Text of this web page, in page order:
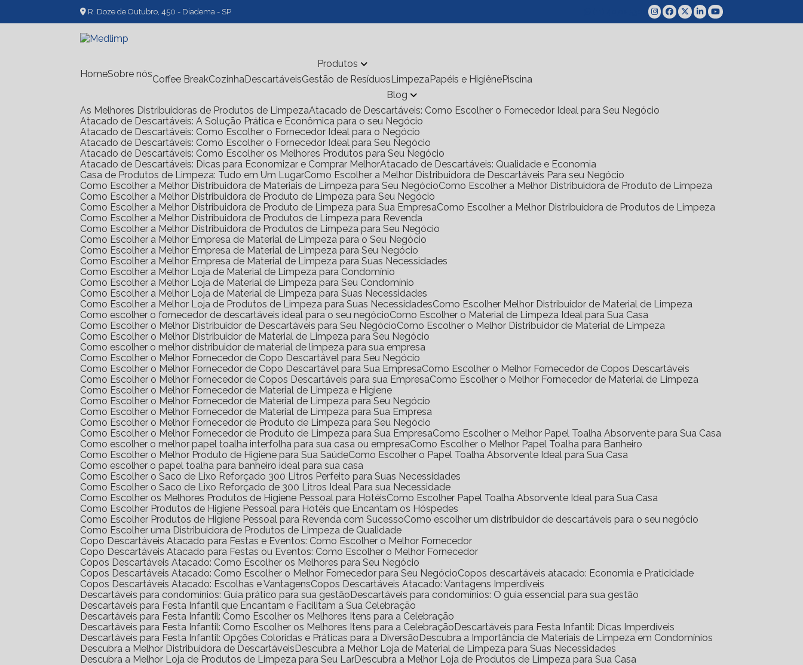
R. Doze de Outubro, 450 - Diadema - SP
Home Sobre nós
Produtos
Coffee Break
Cozinha Descartáveis Gestão de Resíduos Limpeza Papéis e Higiêne Piscina
Blog
As Melhores Distribuidoras de Produtos de Limpeza Atacado de Descartáveis: Como Escolher o Fornecedor Ideal para Seu Negócio
Atacado de Descartáveis: A Solução Prática e Econômica para o seu Negócio
Atacado de Descartáveis: Como Escolher o Fornecedor Ideal para o Negócio
Atacado de Descartáveis: Como Escolher o Fornecedor Ideal para Seu Negócio
Atacado de Descartáveis: Como Escolher os Melhores Produtos para Seu Negócio
Atacado de Descartáveis: Dicas para Economizar e Comprar Melhor Atacado de Descartáveis: Qualidade e Economia
Casa de Produtos de Limpeza: Tudo em Um Lugar
Como Escolher a Melhor Distribuidora de Descartáveis Para seu Negócio
Como Escolher a Melhor Distribuidora de Materiais de Limpeza para Seu Negócio
Como Escolher a Melhor Distribuidora de Produto de Limpeza
Como Escolher a Melhor Distribuidora de Produto de Limpeza para Seu Negócio
Como Escolher a Melhor Distribuidora de Produto de Limpeza para Sua Empresa
Como Escolher a Melhor Distribuidora de Produtos de Limpeza
Como Escolher a Melhor Distribuidora de Produtos de Limpeza para Revenda
Como Escolher a Melhor Distribuidora de Produtos de Limpeza para Seu Negócio
Como Escolher a Melhor Empresa de Material de Limpeza para o Seu Negócio
Como Escolher a Melhor Empresa de Material de Limpeza para Seu Negócio
Como Escolher a Melhor Empresa de Material de Limpeza para Suas Necessidades
Como Escolher a Melhor Loja de Material de Limpeza para Condomínio
Como Escolher a Melhor Loja de Material de Limpeza para Seu Condomínio
Como Escolher a Melhor Loja de Material de Limpeza para Suas Necessidades
Como Escolher a Melhor Loja de Produtos de Limpeza para Suas Necessidades
Como Escolher Melhor Distribuidor de Material de Limpeza
Como escolher o fornecedor de descartáveis ideal para o seu negócio
Como Escolher o Material de Limpeza Ideal para Sua Casa
Como Escolher o Melhor Distribuidor de Descartáveis para Seu Negócio
Como Escolher o Melhor Distribuidor de Material de Limpeza
Como Escolher o Melhor Distribuidor de Material de Limpeza para Seu Negócio
Como escolher o melhor distribuidor de material de limpeza para sua empresa
Como Escolher o Melhor Fornecedor de Copo Descartável para Seu Negócio
Como Escolher o Melhor Fornecedor de Copo Descartável para Sua Empresa
Como Escolher o Melhor Fornecedor de Copos Descartáveis
Como Escolher o Melhor Fornecedor de Copos Descartáveis para sua Empresa
Como Escolher o Melhor Fornecedor de Material de Limpeza
Como Escolher o Melhor Fornecedor de Material de Limpeza e Higiene
Como Escolher o Melhor Fornecedor de Material de Limpeza para Seu Negócio
Como Escolher o Melhor Fornecedor de Material de Limpeza para Sua Empresa
Como Escolher o Melhor Fornecedor de Produto de Limpeza para Seu Negócio
Como Escolher o Melhor Fornecedor de Produto de Limpeza para Sua Empresa
Como Escolher o Melhor Papel Toalha Absorvente para Sua Casa
Como escolher o melhor papel toalha interfolha para sua casa ou empresa
Como Escolher o Melhor Papel Toalha para Banheiro
Como Escolher o Melhor Produto de Higiene para Sua Saúde
Como Escolher o Papel Toalha Absorvente Ideal para Sua Casa
Como escolher o papel toalha para banheiro ideal para sua casa
Como Escolher o Saco de Lixo Reforçado 300 Litros Perfeito para Suas Necessidades
Como Escolher o Saco de Lixo Reforçado de 300 Litros Ideal Para sua Necessidade
Como Escolher os Melhores Produtos de Higiene Pessoal para Hotéis
Como Escolher Papel Toalha Absorvente Ideal para Sua Casa
Como Escolher Produtos de Higiene Pessoal para Hotéis que Encantam os Hóspedes
Como Escolher Produtos de Higiene Pessoal para Revenda com Sucesso
Como escolher um distribuidor de descartáveis para o seu negócio
Como Escolher uma Distribuidora de Produtos de Limpeza de Qualidade
Copo Descartáveis Atacado para Festas e Eventos: Como Escolher o Melhor Fornecedor
Copo Descartáveis Atacado para Festas ou Eventos: Como Escolher o Melhor Fornecedor
Copos Descartáveis Atacado: Como Escolher os Melhores para Seu Negócio
Copos Descartáveis Atacado: Como Escolher o Melhor Fornecedor para Seu Negócio
Copos descartáveis atacado: Economia e Praticidade
Copos Descartáveis Atacado: Escolhas e Vantagens
Copos Descartáveis Atacado: Vantagens Imperdíveis
Descartáveis para condomínios: Guia prático para sua gestão
Descartáveis para condomínios: O guia essencial para sua gestão
Descartáveis para Festa Infantil que Encantam e Facilitam a Sua Celebração
Descartáveis para Festa Infantil: Como Escolher os Melhores Itens para a Celebração
Descartáveis para Festa Infantil: Como Escolher os Melhores Itens para a Celebração
Descartáveis para Festa Infantil: Dicas Imperdíveis
Descartáveis para Festa Infantil: Opções Coloridas e Práticas para a Diversão
Descubra a Importância de Materiais de Limpeza em Condomínios
Descubra a Melhor Distribuidora de Descartáveis
Descubra a Melhor Loja de Material de Limpeza para Suas Necessidades
Descubra a Melhor Loja de Produtos de Limpeza para Seu Lar
Descubra a Melhor Loja de Produtos de Limpeza para Sua Casa